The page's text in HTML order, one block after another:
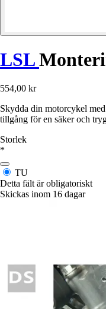
LSL
554,00 kr
Skydda din motorcykel
tillgång för en säker och
Storlek
*
TU
Detta fält är obligatoriskt
Skickas inom 16 dagar